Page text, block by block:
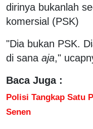
dirinya bukanlah
komersial (PSK)
"Dia bukan PSK.
di sana aja,"
Baca Juga :
Polisi Tangkap Satu
Senen